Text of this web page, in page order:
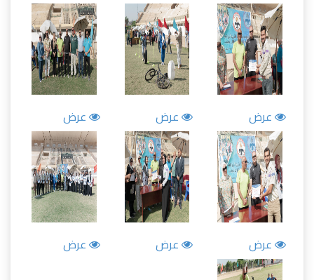
عرض عرض عرض
عرض عرض عرض